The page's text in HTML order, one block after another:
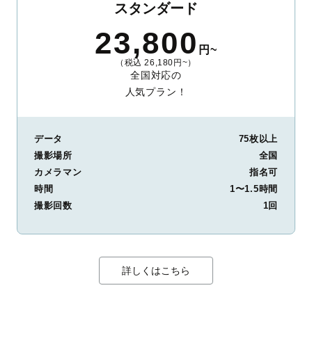
整。自然な雰囲気を残しつつも、おしゃれで洗練された仕上がり
に。きっと「こんな写真を撮ってほしかった！」と思える一枚に
出会えます。まずは、ラブグラフの撮影事例
スタンダード
23,800 円~
（税込 26,180円~）
全国対応の
人気プラン！
データ
75枚以上
撮影場所
全国
カメラマン
指名可
時間
1〜1.5時間
撮影回数
1回
詳しくはこちら